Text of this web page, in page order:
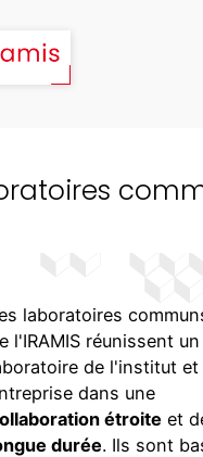
laboratoires
l'IRAMIS réunissent un
de l'institut et
dans une
étroite et
durée. Ils sont